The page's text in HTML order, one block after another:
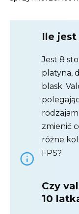
Ile
Jest 8
platyna,
blask.
zmienić
różne
FPS?
Czy
10